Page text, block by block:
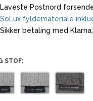
Laveste Postnord
SoLux fyldemateriale
Sikker betaling med
STOF: